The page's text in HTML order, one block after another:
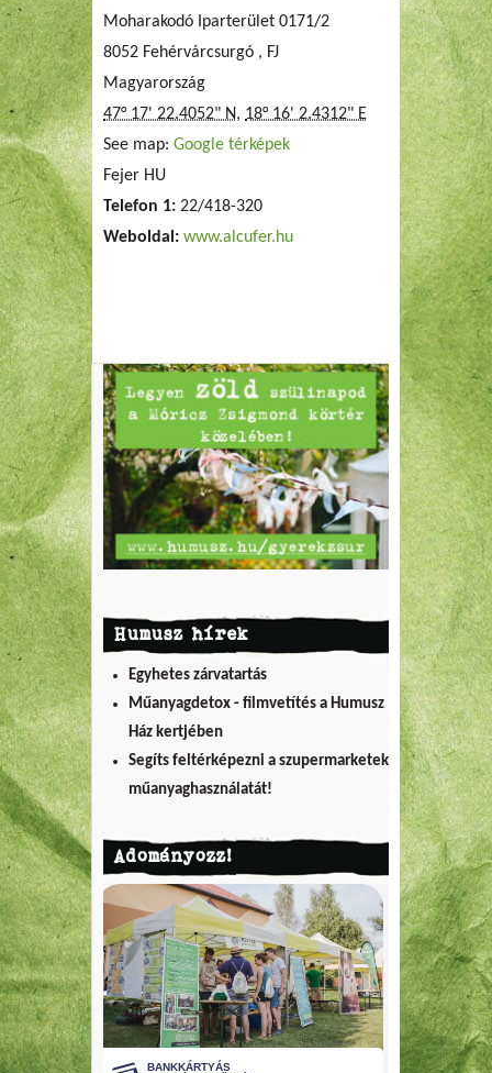
Moharakodó Iparterület 0171/2
8052 Fehérvárcsurgó , FJ
Magyarország
47° 17' 22.4052" N, 18° 16' 2.4312" E
See map: Google térképek
Fejer HU
Telefon 1: 22/418-320
Weboldal: www.alcufer.hu
Humusz hírek
Egyhetes zárvatartás
Műanyagdetox - filmvetítés a Humusz
Ház kertjében
Segíts feltérképezni a szupermarketek
műanyaghasználatát!
Adományozz!